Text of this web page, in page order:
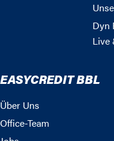
Dyn
Live
EASYCREDIT BBL
Über Uns
Office-Team